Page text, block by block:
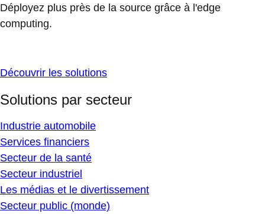
Déployez plus près de la source grâce à l'edge
computing.
Découvrir les solutions
Solutions par secteur
Industrie automobile
Services financiers
Secteur de la santé
Secteur industriel
Les médias et le divertissement
Secteur public (monde)